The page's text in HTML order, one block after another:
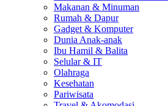
Makanan & Minuman
Rumah & Dapur
Gadget & Komputer
Dunia Anak-anak
Ibu Hamil & Balita
Selular & IT
Olahraga
Kesehatan
Pariwisata